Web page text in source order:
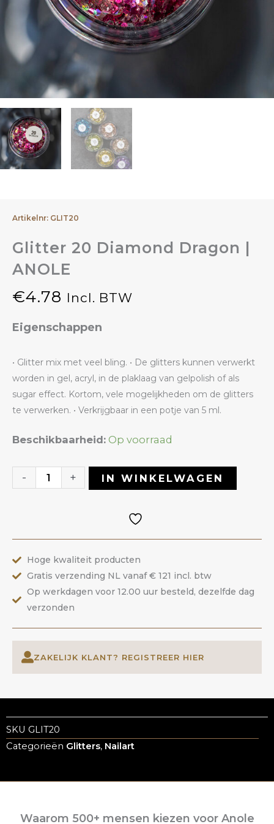
Artikelnr: GLIT20
Glitter 20 Diamond Dragon |
ANOLE
€4.78 Incl. BTW
Eigenschappen
• Glitter mix met veel bling. • De glitters kunnen verwerkt
worden in gel, acryl, in de plaklaag van gelpolish of als
sugar effect. Kortom, vele mogelijkheden om de glitters
te verwerken. • Verkrijgbaar in een potje van 5 ml.
Beschikbaarheid: Op voorraad
-
Glitter
Diamond
+ IN WINKELWAGEN
Hoge kwaliteit producten
Gratis verzending NL vanaf € 121 incl. btw
Op werkdagen voor 12.00 uur besteld, dezelfde dag
verzonden
ZAKELIJK KLANT? REGISTREER HIER
SKU GLIT20
Categorieën Glitters, Nailart
Waarom 500+ mensen kiezen voor Anole